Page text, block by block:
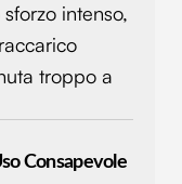
intenso,
troppo a
Consapevole